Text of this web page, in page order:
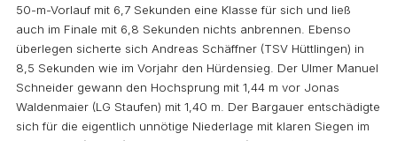
50-m-Vorlauf mit 6,7 Sekunden eine Klasse für sich und ließ
auch im Finale mit 6,8 Sekunden nichts anbrennen. Ebenso
überlegen sicherte sich Andreas Schäffner (TSV Hüttlingen) in
8,5 Sekunden wie im Vorjahr den Hürdensieg. Der Ulmer Manuel
Schneider gewann den Hochsprung mit 1,44 m vor Jonas
Waldenmaier (LG Staufen) mit 1,40 m. Der Bargauer entschädigte
sich für die eigentlich unnötige Niederlage mit klaren Siegen im